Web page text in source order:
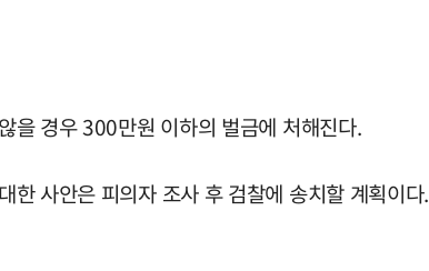
을 경우 300만원 이하의 벌금에 처해진다.
한 사안은 피의자 조사 후 검찰에 송치할 계획이다.